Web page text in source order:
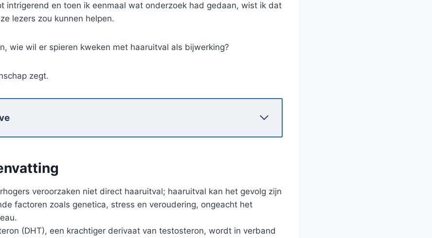
intrigerend en toen ik eenmaal wat onderzoek had gedaan, wist ik dat
lezers zou kunnen helpen.
wie wil er spieren kweken met haaruitval als bijwerking?
zegt.
veroorzaken niet direct haaruitval; haaruitval kan het gevolg zijn
factoren zoals genetica, stress en veroudering, ongeacht het
(DHT), een krachtiger derivaat van testosteron, wordt in verband